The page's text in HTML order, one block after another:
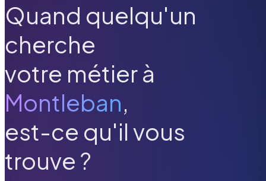
Quand quelqu'un
cherche
votre métier à
Montleban,
est-ce qu'il vous
trouve ?